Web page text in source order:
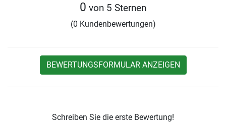
0 von 5 Sternen
(0 Kundenbewertungen)
BEWERTUNGSFORMULAR ANZEIGEN
Schreiben Sie die erste Bewertung!